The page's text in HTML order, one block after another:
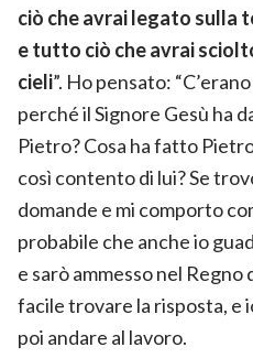
ciò che avrai legato sulla
e tutto ciò che avrai
cieli”. Ho pensato:
perché il Signore Gesù ha
Pietro? Cosa ha fatto
così contento di lui? Se
domande e mi comporto
probabile che anche io
e sarò ammesso nel Regno
facile trovare la risposta, e
poi andare al lavoro.